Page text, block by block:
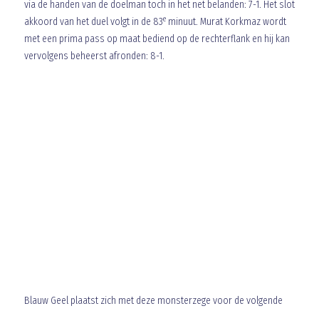
via de handen van de doelman toch in het net belanden: 7-1. Het slot
akkoord van het duel volgt in de 83eminuut. Murat Korkmaz wordt
met een prima pass op maat bediend op de rechterflank en hij kan
vervolgens beheerst afronden: 8-1.
Blauw Geel plaatst zich met deze monsterzege voor de volgende